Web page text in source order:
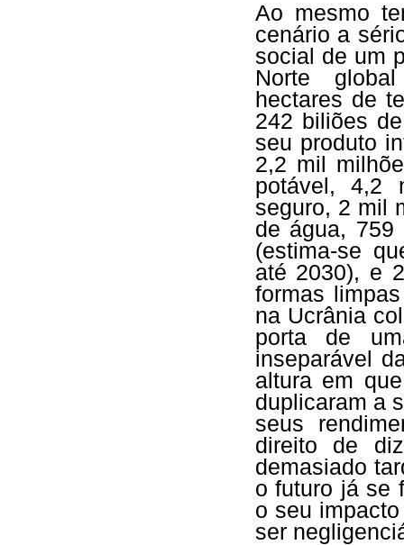
Ao mesmo
cenário a
social de um
Norte
hectares de
242 biliões
seu produto
2,2 mil
potável, 4,2
seguro, 2 mil
de água, 759
(estima-se
até 2030), e
formas
na Ucrânia
porta de
inseparável
altura em
duplicaram a
seus
direito de
demasiado
o futuro já se
o seu
ser